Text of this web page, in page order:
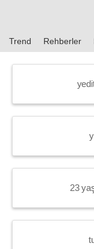
Trend Rehberler
23